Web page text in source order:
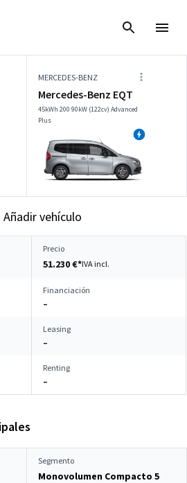
MERCEDES-BENZ
Mercedes-Benz EQT
45kWh 200 90kW (122cv) Advanced
Plus
Añadir vehículo
Precio
51.230 €*IVA incl.
Financiación
–
Leasing
–
Renting
–
Segmento
Monovolumen Compacto 5